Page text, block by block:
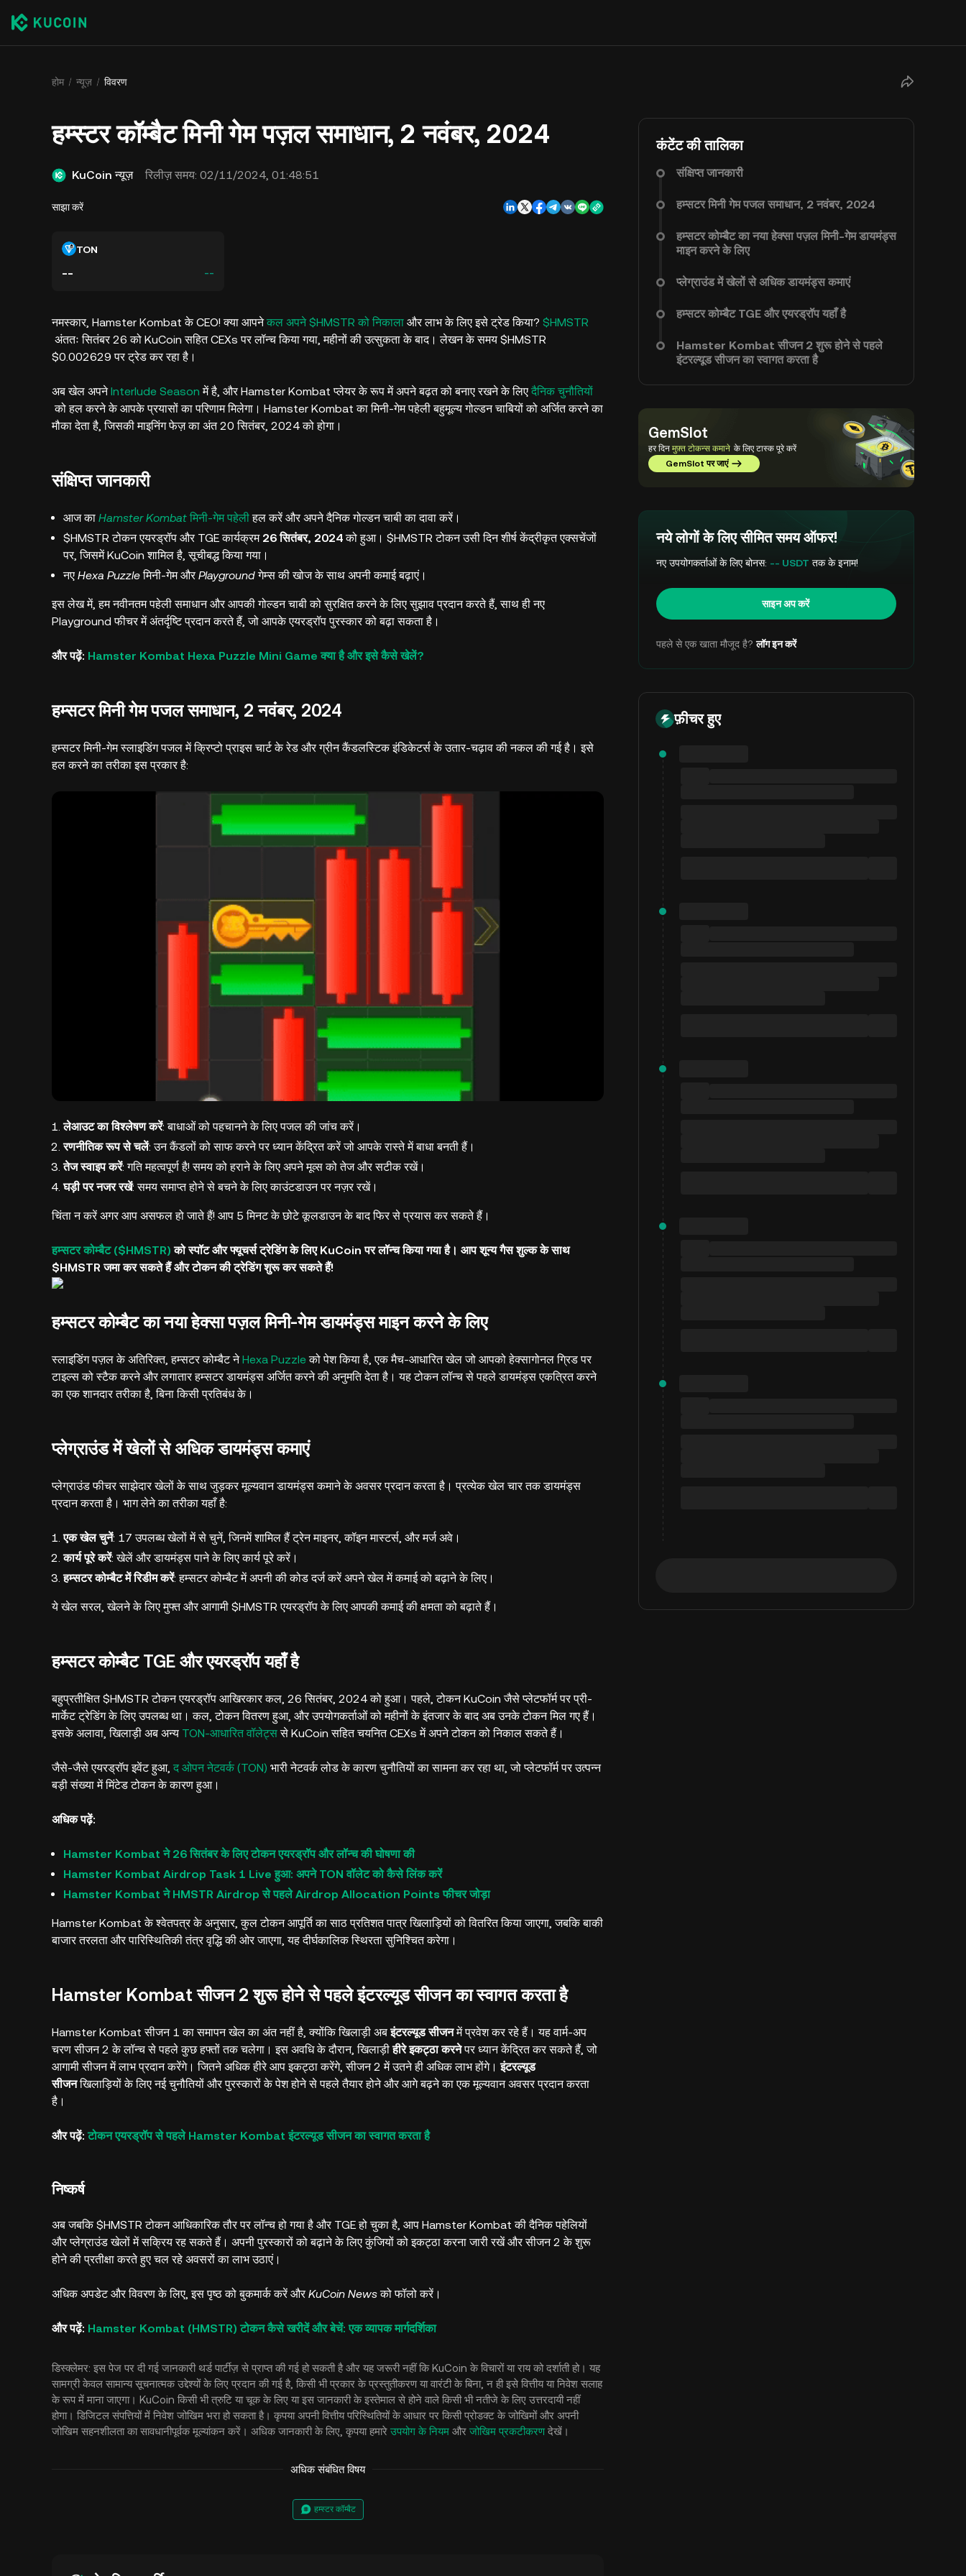
होम न्यूज़ विवरण
हम्स्टर कॉम्बैट मिनी गेम पज़ल समाधान, 2 नवंबर, 2024
KuCoin न्यूज़ रिलीज़ समय: 02/11/2024, 01:48:51
साझा करें
TON
-- --
नमस्कार, Hamster Kombat के CEO! क्या आपनेकल अपने $HMSTR को निकाला और लाभ के लिए इसे ट्रेड किया? $HMSTR
अंततः सितंबर 26 को KuCoin सहित CEXs पर लॉन्च किया गया, महीनों की उत्सुकता के बाद। लेखन के समय $HMSTR
$0.002629 पर ट्रेड कर रहा है।
अब खेल अपनेInterlude Season में है, और Hamster Kombat प्लेयर के रूप में अपने बढ़त को बनाए रखने के लिए दैनिक चुनौतियों
को हल करने के आपके प्रयासों का परिणाम मिलेगा। Hamster Kombat का मिनी-गेम पहेली बहुमूल्य गोल्डन चाबियों को अर्जित करने का
मौका देता है, जिसकी माइनिंग फेज़ का अंत 20 सितंबर, 2024 को होगा।
संक्षिप्त जानकारी
आज का Hamster Kombat मिनी-गेम पहेलीहल करें और अपने दैनिक गोल्डन चाबी का दावा करें।
$HMSTR टोकन एयरड्रॉप और TGE कार्यक्रम 26 सितंबर, 2024को हुआ। $HMSTR टोकन उसी दिन शीर्ष केंद्रीकृत एक्सचेंजों
पर, जिसमें KuCoin शामिल है, सूचीबद्ध किया गया।
नए Hexa Puzzleमिनी-गेम औरPlaygroundगेम्स की खोज के साथ अपनी कमाई बढ़ाएं।
इस लेख में, हम नवीनतम पहेली समाधान और आपकी गोल्डन चाबी को सुरक्षित करने के लिए सुझाव प्रदान करते हैं, साथ ही नए
Playground फीचर में अंतर्दृष्टि प्रदान करते हैं, जो आपके एयरड्रॉप पुरस्कार को बढ़ा सकता है।
और पढ़ें: Hamster Kombat Hexa Puzzle Mini Game क्या है और इसे कैसे खेलें?
हम्सटर मिनी गेम पजल समाधान, 2 नवंबर, 2024
हम्सटर मिनी-गेम स्लाइडिंग पजल में क्रिप्टो प्राइस चार्ट के रेड और ग्रीन कैंडलस्टिक इंडिकेटर्स के उतार-चढ़ाव की नकल की गई है। इसे
हल करने का तरीका इस प्रकार है:
लेआउट का विश्लेषण करें: बाधाओं को पहचानने के लिए पजल की जांच करें।
रणनीतिक रूप से चलें: उन कैंडलों को साफ करने पर ध्यान केंद्रित करें जो आपके रास्ते में बाधा बनती हैं।
तेज स्वाइप करें: गति महत्वपूर्ण है! समय को हराने के लिए अपने मूव्स को तेज और सटीक रखें।
घड़ी पर नजर रखें: समय समाप्त होने से बचने के लिए काउंटडाउन पर नज़र रखें।
चिंता न करें अगर आप असफल हो जाते हैं! आप 5 मिनट के छोटे कूलडाउन के बाद फिर से प्रयास कर सकते हैं।
हम्सटर कोम्बैट ($HMSTR) को स्पॉट और फ्यूचर्स ट्रेडिंग के लिए KuCoin पर लॉन्च किया गया है। आप शून्य गैस शुल्क के साथ
$HMSTR जमा कर सकते हैं और टोकन की ट्रेडिंग शुरू कर सकते हैं!
हम्सटर कोम्बैट का नया हेक्सा पज़ल मिनी-गेम डायमंड्स माइन करने के लिए
स्लाइडिंग पज़ल के अतिरिक्त, हम्सटर कोम्बैट नेHexa Puzzleको पेश किया है, एक मैच-आधारित खेल जो आपको हेक्सागोनल ग्रिड पर
टाइल्स को स्टैक करने और लगातार हम्सटर डायमंड्स अर्जित करने की अनुमति देता है। यह टोकन लॉन्च से पहले डायमंड्स एकत्रित करने
का एक शानदार तरीका है, बिना किसी प्रतिबंध के।
प्लेग्राउंड में खेलों से अधिक डायमंड्स कमाएं
प्लेग्राउंड फीचर साझेदार खेलों के साथ जुड़कर मूल्यवान डायमंड्स कमाने के अवसर प्रदान करता है। प्रत्येक खेल चार तक डायमंड्स
प्रदान करता है। भाग लेने का तरीका यहाँ है:
एक खेल चुनें: 17 उपलब्ध खेलों में से चुनें, जिनमें शामिल हैं ट्रेन माइनर, कॉइन मास्टर्स, और मर्ज अवे।
कार्य पूरे करें: खेलें और डायमंड्स पाने के लिए कार्य पूरे करें।
हम्सटर कोम्बैट में रिडीम करें: हम्सटर कोम्बैट में अपनी की कोड दर्ज करें अपने खेल में कमाई को बढ़ाने के लिए।
ये खेल सरल, खेलने के लिए मुफ्त और आगामी $HMSTR एयरड्रॉप के लिए आपकी कमाई की क्षमता को बढ़ाते हैं।
हम्सटर कोम्बैट TGE और एयरड्रॉप यहाँ है
बहुप्रतीक्षित $HMSTR टोकन एयरड्रॉप आखिरकार कल, 26 सितंबर, 2024 को हुआ। पहले, टोकन KuCoin जैसे प्लेटफॉर्म पर प्री-
मार्केट ट्रेडिंग के लिए उपलब्ध था। कल, टोकन वितरण हुआ, और उपयोगकर्ताओं को महीनों के इंतजार के बाद अब उनके टोकन मिल गए हैं।
इसके अलावा, खिलाड़ी अब अन्य TON-आधारित वॉलेट्ससे KuCoin सहित चयनित CEXs में अपने टोकन को निकाल सकते हैं।
जैसे-जैसे एयरड्रॉप इवेंट हुआ, द ओपन नेटवर्क (TON) भारी नेटवर्क लोड के कारण चुनौतियों का सामना कर रहा था, जो प्लेटफॉर्म पर उत्पन्न
बड़ी संख्या में मिंटेड टोकन के कारण हुआ।
अधिक पढ़ें:
Hamster Kombat ने 26 सितंबर के लिए टोकन एयरड्रॉप और लॉन्च की घोषणा की
Hamster Kombat Airdrop Task 1 Live हुआ: अपने TON वॉलेट को कैसे लिंक करें
Hamster Kombat ने HMSTR Airdrop से पहले Airdrop Allocation Points फीचर जोड़ा
Hamster Kombat के श्वेतपत्र के अनुसार, कुल टोकन आपूर्ति का साठ प्रतिशत पात्र खिलाड़ियों को वितरित किया जाएगा, जबकि बाकी
बाजार तरलता और पारिस्थितिकी तंत्र वृद्धि की ओर जाएगा, यह दीर्घकालिक स्थिरता सुनिश्चित करेगा।
Hamster Kombat सीजन 2 शुरू होने से पहले इंटरल्यूड सीजन का स्वागत करता है
Hamster Kombat सीजन 1 का समापन खेल का अंत नहीं है, क्योंकि खिलाड़ी अबइंटरल्यूड सीजनमें प्रवेश कर रहे हैं। यह वार्म-अप
चरण सीजन 2 के लॉन्च से पहले कुछ हफ्तों तक चलेगा। इस अवधि के दौरान, खिलाड़ीहीरे इकट्ठा करनेपर ध्यान केंद्रित कर सकते हैं, जो
आगामी सीजन में लाभ प्रदान करेंगे। जितने अधिक हीरे आप इकट्ठा करेंगे, सीजन 2 में उतने ही अधिक लाभ होंगे।इंटरल्यूड
सीजनखिलाड़ियों के लिए नई चुनौतियों और पुरस्कारों के पेश होने से पहले तैयार होने और आगे बढ़ने का एक मूल्यवान अवसर प्रदान करता
है।
और पढ़ें: टोकन एयरड्रॉप से पहले Hamster Kombat इंटरल्यूड सीजन का स्वागत करता है
निष्कर्ष
अब जबकि $HMSTR टोकन आधिकारिक तौर पर लॉन्च हो गया है और TGE हो चुका है, आप Hamster Kombat की दैनिक पहेलियों
और प्लेग्राउंड खेलों में सक्रिय रह सकते हैं। अपनी पुरस्कारों को बढ़ाने के लिए कुंजियों को इकट्ठा करना जारी रखें और सीजन 2 के शुरू
होने की प्रतीक्षा करते हुए चल रहे अवसरों का लाभ उठाएं।
अधिक अपडेट और विवरण के लिए, इस पृष्ठ को बुकमार्क करें औरKuCoin Newsको फॉलो करें।
और पढ़ें: Hamster Kombat (HMSTR) टोकन कैसे खरीदें और बेचें: एक व्यापक मार्गदर्शिका
डिस्क्लेमर: इस पेज पर दी गई जानकारी थर्ड पार्टीज़ से प्राप्त की गई हो सकती है और यह जरूरी नहीं कि KuCoin के विचारों या राय को दर्शाती हो। यह
सामग्री केवल सामान्य सूचनात्मक उद्देश्यों के लिए प्रदान की गई है, किसी भी प्रकार के प्रस्तुतीकरण या वारंटी के बिना, न ही इसे वित्तीय या निवेश सलाह
के रूप में माना जाएगा। KuCoin किसी भी त्रुटि या चूक के लिए या इस जानकारी के इस्तेमाल से होने वाले किसी भी नतीजे के लिए उत्तरदायी नहीं
होगा। डिजिटल संपत्तियों में निवेश जोखिम भरा हो सकता है। कृपया अपनी वित्तीय परिस्थितियों के आधार पर किसी प्रोडक्ट के जोखिमों और अपनी
जोखिम सहनशीलता का सावधानीपूर्वक मूल्यांकन करें। अधिक जानकारी के लिए, कृपया हमारे उपयोग के नियम और जोखिम प्रकटीकरणदेखें।
अधिक संबंधित विषय
हम्स्टर कॉम्बैट
कंटेंट की तालिका
संक्षिप्त जानकारी
हम्सटर मिनी गेम पजल समाधान, 2 नवंबर, 2024
हम्सटर कोम्बैट का नया हेक्सा पज़ल मिनी-गेम डायमंड्स
माइन करने के लिए
प्लेग्राउंड में खेलों से अधिक डायमंड्स कमाएं
हम्सटर कोम्बैट TGE और एयरड्रॉप यहाँ है
Hamster Kombat सीजन 2 शुरू होने से पहले
इंटरल्यूड सीजन का स्वागत करता है
GemSlot
हर दिन मुफ़्त टोकन्स कमाने के लिए टास्क पूरे करें
GemSlot पर जाएं
नये लोगों के लिए सीमित समय ऑफर!
नए उपयोगकर्ताओं के लिए बोनस: -- USDT तक के इनाम!
साइन अप करें
पहले से एक खाता मौजूद है? लॉग इन करें
फ़ीचर हुए